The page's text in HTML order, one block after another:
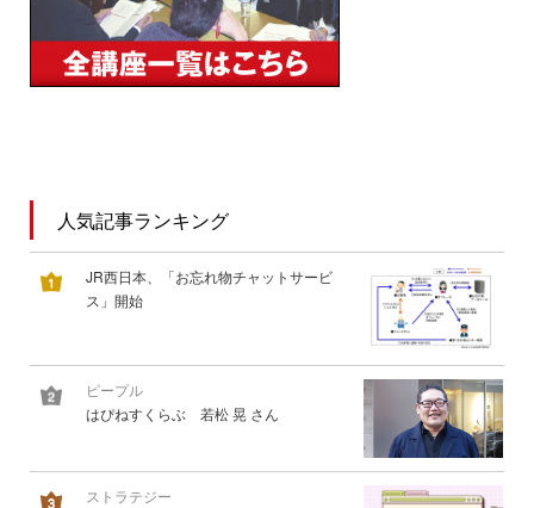
人気記事ランキング
JR西日本、「お忘れ物チャットサービ
ス」開始
ピープル
はぴねすくらぶ 若松 晃 さん
ストラテジー